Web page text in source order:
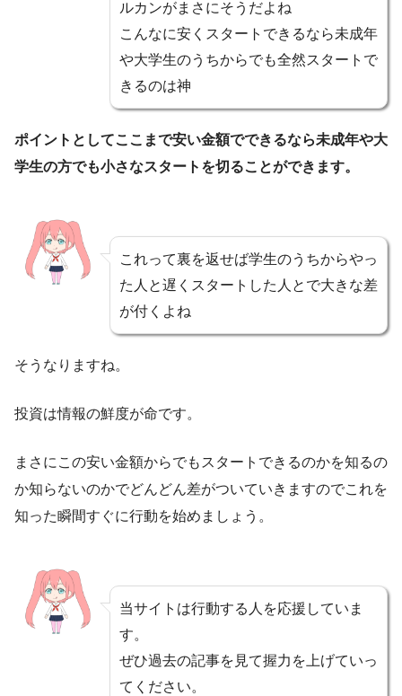
ルカンがまさにそうだよね
こんなに安くスタートできるなら未成年
や大学生のうちからでも全然スタートで
きるのは神
ポイントとしてここまで安い金額でできるなら未成年や大
学生の方でも小さなスタートを切ることができます。
これって裏を返せば学生のうちからやっ
た人と遅くスタートした人とで大きな差
が付くよね
そうなりますね。
投資は情報の鮮度が命です。
まさにこの安い金額からでもスタートできるのかを知るの
か知らないのかでどんどん差がついていきますのでこれを
知った瞬間すぐに行動を始めましょう。
当サイトは行動する人を応援していま
す。
ぜひ過去の記事を見て握力を上げていっ
てください。